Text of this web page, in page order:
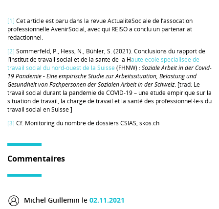
[1] Cet article est paru dans la revue ActualitéSociale de l’assocation
professionnelle AvenirSocial, avec qui REISO a conclu un partenariat
rédactionnel.
[2] Sommerfeld, P., Hess, N., Bühler, S. (2021). Conclusions du rapport de
l’institut de travail social et de la santé de la Haute école spécialisée de
travail social du nord-ouest de la Suisse (FHNW) :Soziale Arbeit in der Covid-
19 Pandemie - Eine empirische Studie zur Arbeitssituation, Belastung und
Gesundheit von Fachpersonen der Sozialen Arbeit in der Schweiz. [trad: Le
travail social durant la pandémie de COVID-19 – une étude empirique sur la
situation de travail, la charge de travail et la santé des professionnel·le·s du
travail social en Suisse ]
[3] Cf. Monitoring du nombre de dossiers CSIAS, skos.ch
Commentaires
Michel Guillemin le 02.11.2021